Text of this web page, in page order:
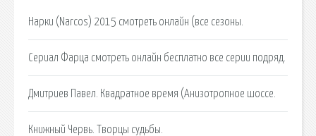
Нарки (Narcos) 2015 смотреть онлайн (все сезоны.
Сериал Фарца смотреть онлайн бесплатно все серии подряд.
Дмитриев Павел. Квадратное время (Анизотропное шоссе.
Книжный Червь. Творцы судьбы.